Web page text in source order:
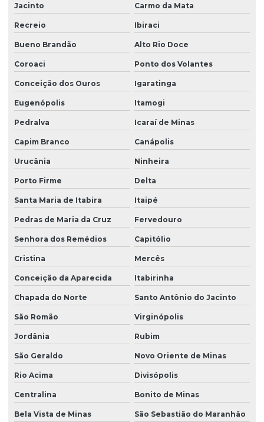
Jacinto Carmo da Mata
Recreio Ibiraci
Bueno Brandão Alto Rio Doce
Coroaci Ponto dos Volantes
Conceição dos Ouros Igaratinga
Eugenópolis Itamogi
Pedralva Icaraí de Minas
Capim Branco Canápolis
Urucânia Ninheira
Porto Firme Delta
Santa Maria de Itabira Itaipé
Pedras de Maria da Cruz Fervedouro
Senhora dos Remédios Capitólio
Cristina Mercês
Conceição da Aparecida Itabirinha
Chapada do Norte Santo Antônio do Jacinto
São Romão Virginópolis
Jordânia Rubim
São Geraldo Novo Oriente de Minas
Rio Acima Divisópolis
Centralina Bonito de Minas
Bela Vista de Minas São Sebastião do Maranhão